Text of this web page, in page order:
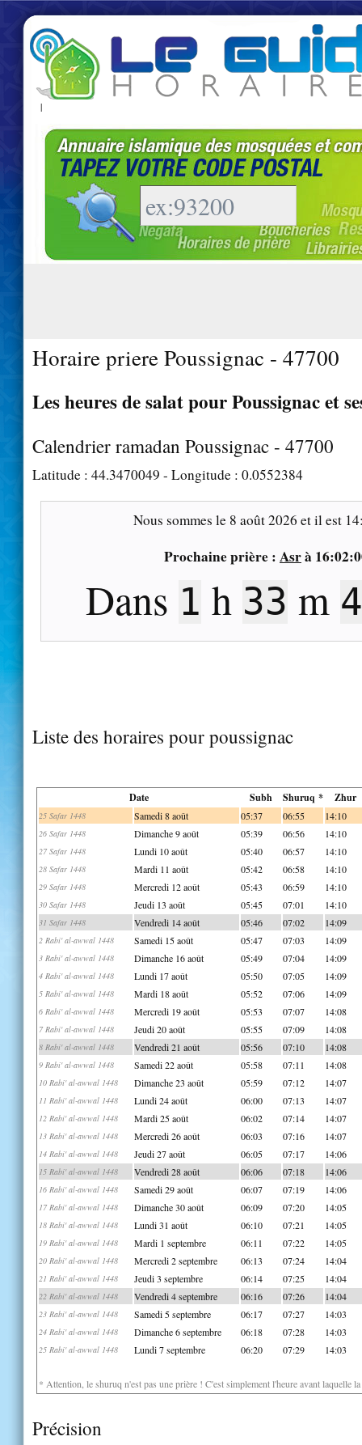
|
Horaire priere Poussignac - 47700
Les heures de salat pour Poussignac et
Calendrier ramadan Poussignac - 47700
Latitude : 44.3470049 - Longitude : 0.0552384
Nous sommes le 8 août 2026 et il est
Prochaine prière : Asrà
Dans 1 h 33 m
Liste des horaires pour poussignac
Date Subh Shuruq * Zhur
25 Safar 1448 Samedi 8 août 05:37 06:55 14:10
26 Safar 1448 Dimanche 9 août 05:39 06:56 14:10
27 Safar 1448 Lundi 10 août 05:40 06:57 14:10
28 Safar 1448 Mardi 11 août 05:42 06:58 14:10
29 Safar 1448 Mercredi 12 août 05:43 06:59 14:10
30 Safar 1448 Jeudi 13 août 05:45 07:01 14:10
31 Safar 1448 Vendredi 14 août 05:46 07:02 14:09
2 Rabi' al-awwal 1448 Samedi 15 août 05:47 07:03 14:09
3 Rabi' al-awwal 1448 Dimanche 16 août 05:49 07:04 14:09
4 Rabi' al-awwal 1448 Lundi 17 août 05:50 07:05 14:09
5 Rabi' al-awwal 1448 Mardi 18 août 05:52 07:06 14:09
6 Rabi' al-awwal 1448 Mercredi 19 août 05:53 07:07 14:08
7 Rabi' al-awwal 1448 Jeudi 20 août 05:55 07:09 14:08
8 Rabi' al-awwal 1448 Vendredi 21 août 05:56 07:10 14:08
9 Rabi' al-awwal 1448 Samedi 22 août 05:58 07:11 14:08
10 Rabi' al-awwal 1448 Dimanche 23 août 05:59 07:12 14:07
11 Rabi' al-awwal 1448 Lundi 24 août 06:00 07:13 14:07
12 Rabi' al-awwal 1448 Mardi 25 août 06:02 07:14 14:07
13 Rabi' al-awwal 1448 Mercredi 26 août 06:03 07:16 14:07
14 Rabi' al-awwal 1448 Jeudi 27 août 06:05 07:17 14:06
15 Rabi' al-awwal 1448 Vendredi 28 août 06:06 07:18 14:06
16 Rabi' al-awwal 1448 Samedi 29 août 06:07 07:19 14:06
17 Rabi' al-awwal 1448 Dimanche 30 août 06:09 07:20 14:05
18 Rabi' al-awwal 1448 Lundi 31 août 06:10 07:21 14:05
19 Rabi' al-awwal 1448 Mardi 1 septembre 06:11 07:22 14:05
20 Rabi' al-awwal 1448 Mercredi 2 septembre 06:13 07:24 14:04
21 Rabi' al-awwal 1448 Jeudi 3 septembre 06:14 07:25 14:04
22 Rabi' al-awwal 1448 Vendredi 4 septembre 06:16 07:26 14:04
23 Rabi' al-awwal 1448 Samedi 5 septembre 06:17 07:27 14:03
24 Rabi' al-awwal 1448 Dimanche 6 septembre 06:18 07:28 14:03
25 Rabi' al-awwal 1448 Lundi 7 septembre 06:20 07:29 14:03
* Attention, le shuruq n'est pas une prière ! C'est simplement l'heure avant laquelle
Précision